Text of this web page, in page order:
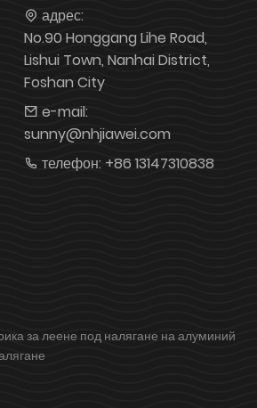
адрес:
No.90 Honggang Lihe Road,
Lishui Town, Nanhai District,
Foshan City
e-mail:
sunny@nhjiawei.com
телефон: +86 13147310838
за леене под налягане на алуминий